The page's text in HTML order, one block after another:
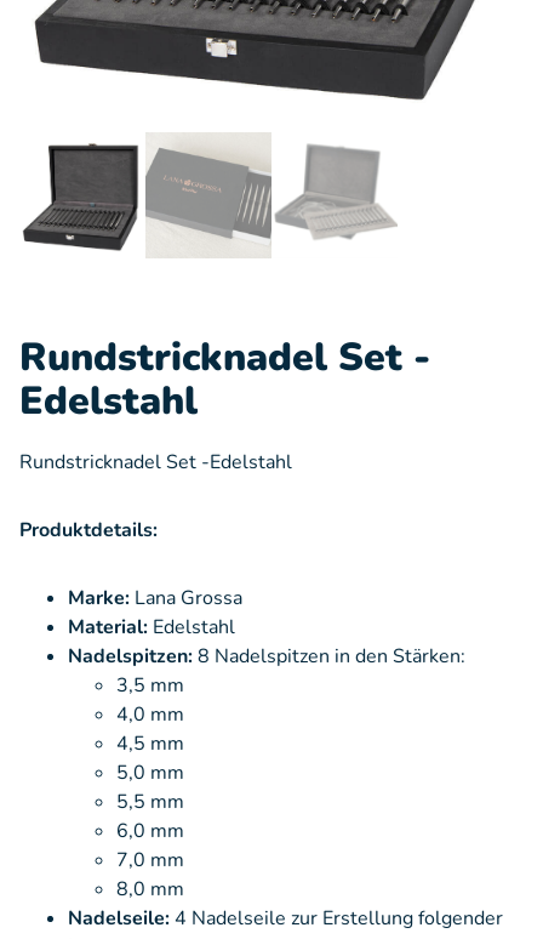
Rundstricknadel Set -
Edelstahl
Rundstricknadel Set -Edelstahl
Produktdetails:
Marke: Lana Grossa
Material: Edelstahl
Nadelspitzen:8 Nadelspitzen in den Stärken:
3,5 mm
4,0 mm
4,5 mm
5,0 mm
5,5 mm
6,0 mm
7,0 mm
8,0 mm
Nadelseile:4 Nadelseile zur Erstellung folgender